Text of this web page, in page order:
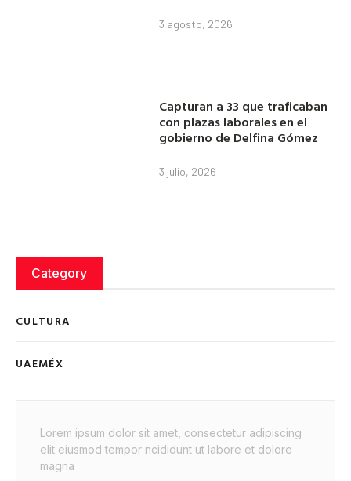
3 agosto, 2026
Capturan a 33 que traficaban
con plazas laborales en el
gobierno de Delfina Gómez
3 julio, 2026
Category
CULTURA
UAEMÉX
Lorem ipsum dolor sit amet, consectetur adipiscing
elit eiusmod tempor ncididunt ut labore et dolore
magna